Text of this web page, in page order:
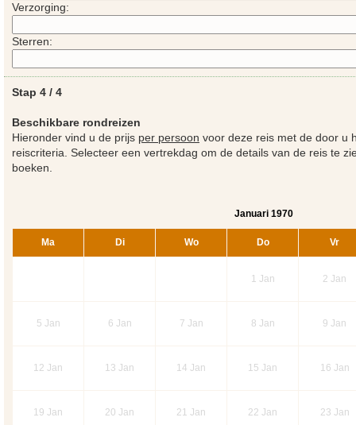
Verzorging:
Sterren:
Stap 4 / 4
Beschikbare rondreizen
Hieronder vind u de prijs per persoon voor deze reis met de door u
reiscriteria. Selecteer een vertrekdag om de details van de reis te
boeken.
Januari 1970
Ma Di Wo Do Vr
1 Jan 2 Jan
5 Jan 6 Jan 7 Jan 8 Jan 9 Jan
12 Jan 13 Jan 14 Jan 15 Jan 16 Jan
19 Jan 20 Jan 21 Jan 22 Jan 23 Jan